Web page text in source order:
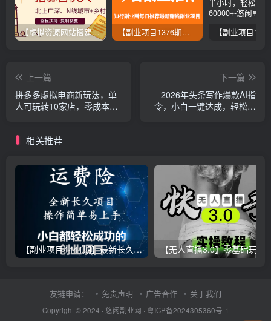
【虚拟资源网站搭建服务】加盟本站系统，做一个和本站一样的独立网站，躺赚的项目 【副业项目1376期】龟课最新闲鱼项目玩法实战教程_全新升级月收益几千到几万
上一篇
拼多多虚拟电商新玩法，单
人可玩转10家店，零成本、
下一篇
2026年头条写作爆款AI指
令，小白一键达成，轻松日
相关推荐
【副业项目4441期】最新长久稳定暴利项目，运费险全新玩法，日赚1000（包含详细教程，全程指导）
友链申请： 免责声明 广告合作 关于我们
Copyright © 2024 · 悠闲副业网 · 粤ICP备2024305360号-1